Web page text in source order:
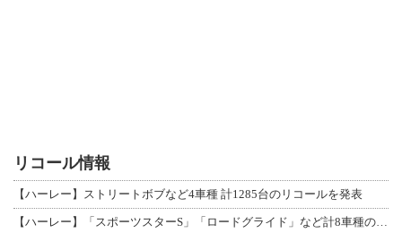
リコール情報
【ハーレー】ストリートボブなど4車種 計1285台のリコールを発表